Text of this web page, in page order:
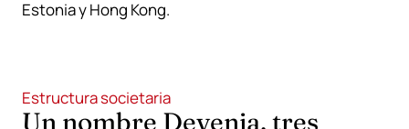
Estonia y Hong Kong.
Estructura societaria
Un nombre Devenia, tres